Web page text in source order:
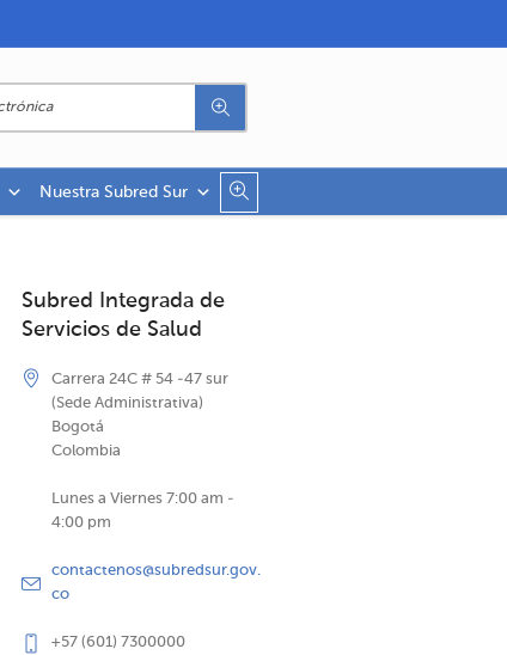
Nuestra Subred Sur
Subred Integrada de
Servicios de Salud
Carrera 24C # 54 -47 sur
(Sede Administrativa)
Bogotá
Colombia
Lunes a Viernes 7:00 am -
4:00 pm
contactenos@subredsur.gov.
co
+57 (601) 7300000